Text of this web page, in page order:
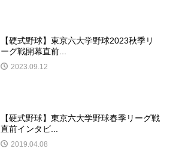
【硬式野球】東京六大学野球2023秋季リ
ーグ戦開幕直前...
2023.09.12
【硬式野球】東京六大学野球春季リーグ戦
直前インタビ...
2019.04.08